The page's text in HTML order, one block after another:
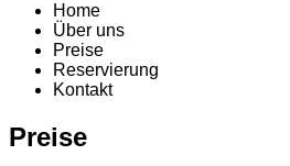
Home
Über uns
Preise
Reservierung
Kontakt
Preise